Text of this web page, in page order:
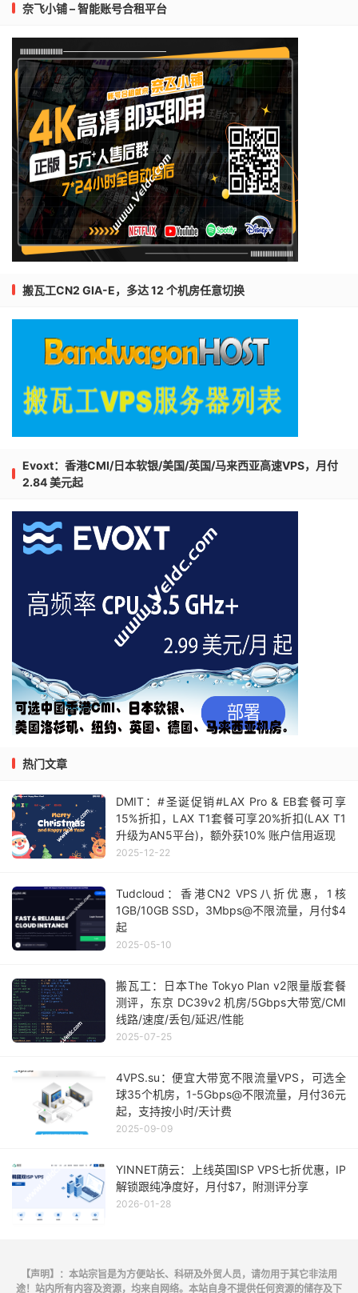
奈飞小铺 – 智能账号合租平台
搬瓦工CN2 GIA-E，多达 12 个机房任意切换
Evoxt：香港CMI/日本软银/美国/英国/马来西亚高速VPS，月付
2.84 美元起
热门文章
DMIT：#圣诞促销#LAX Pro & EB套餐可享
15%折扣，LAX T1套餐可享20%折扣(LAX T1
升级为AN5平台)，额外获10% 账户信用返现
2025-12-22
Tudcloud：香港CN2 VPS八折优惠，1核
1GB/10GB SSD，3Mbps@不限流量，月付$4
起
2025-05-10
搬瓦工：日本The Tokyo Plan v2限量版套餐
测评，东京 DC39v2 机房/5Gbps大带宽/CMI
线路/速度/丢包/延迟/性能
2025-07-25
4VPS.su：便宜大带宽不限流量VPS，可选全
球35个机房，1-5Gbps@不限流量，月付36元
起，支持按小时/天计费
2025-09-09
YINNET荫云：上线英国ISP VPS七折优惠，IP
解锁跟纯净度好，月付$7，附测评分享
2026-01-28
【声明】：本站宗旨是为方便站长、科研及外贸人员，请勿用于其它非法用
途！站内所有内容及资源，均来自网络。本站自身不提供任何资源的储存及下